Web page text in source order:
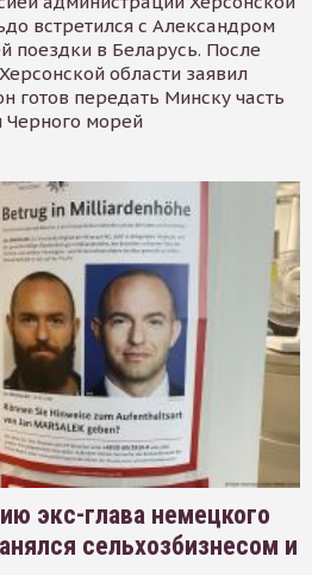
встретился с Александром
поездки в Беларусь. После
области заявил
готов передать Минску часть
Черного морей
экс-глава немецкого
сельхозбизнесом и